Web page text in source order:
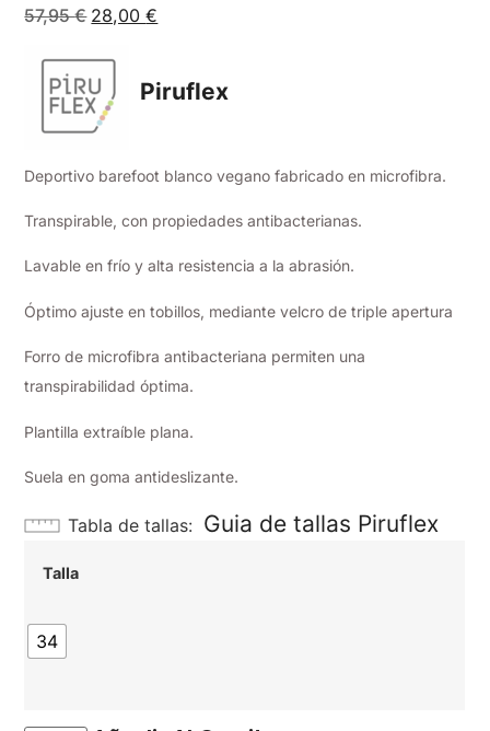
57,95€ 28,00€
Piruflex
Deportivo barefoot blanco vegano fabricado en microfibra.
Transpirable, con propiedades antibacterianas.
Lavable en frío y alta resistencia a la abrasión.
Óptimo ajuste en tobillos, mediante velcro de triple apertura
Forro de microfibra antibacteriana permiten una
transpirabilidad óptima.
Plantilla extraíble plana.
Suela en goma antideslizante.
Tabla de tallas Guia de tallas Piruflex
Talla
34